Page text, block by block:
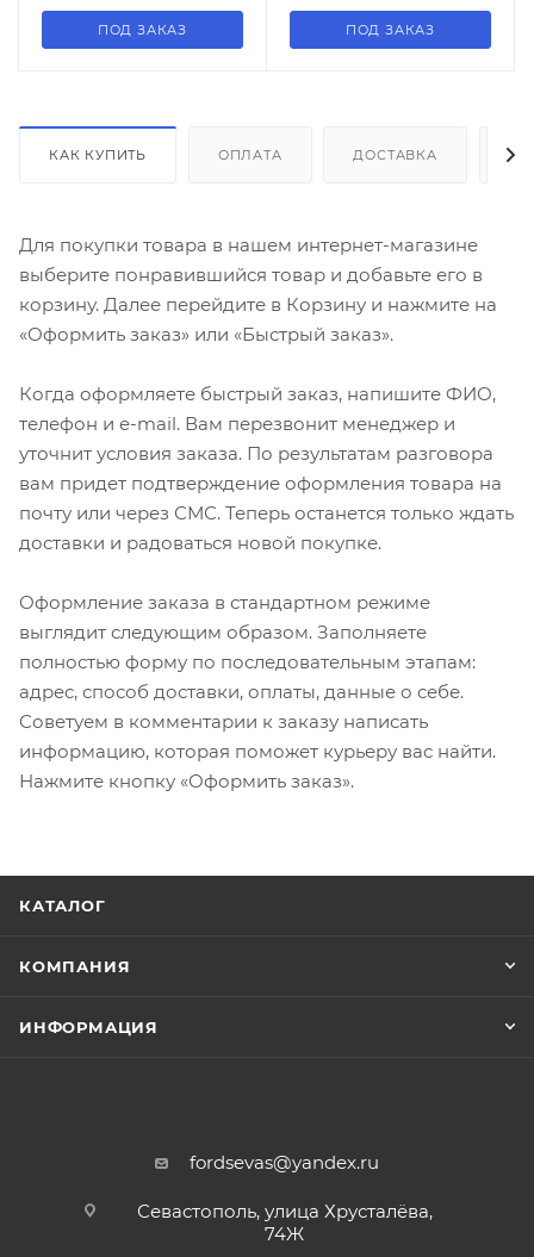
ПОД ЗАКАЗ ПОД ЗАКАЗ
КАК КУПИТЬ ОПЛАТА ДОСТАВКА
Для покупки товара в нашем интернет-магазине
выберите понравившийся товар и добавьте его в
корзину. Далее перейдите в Корзину и нажмите на
«Оформить заказ» или «Быстрый заказ».
Когда оформляете быстрый заказ, напишите ФИО,
телефон и e-mail. Вам перезвонит менеджер и
уточнит условия заказа. По результатам разговора
вам придет подтверждение оформления товара на
почту или через СМС. Теперь останется только ждать
доставки и радоваться новой покупке.
Оформление заказа в стандартном режиме
выглядит следующим образом. Заполняете
полностью форму по последовательным этапам:
адрес, способ доставки, оплаты, данные о себе.
Советуем в комментарии к заказу написать
информацию, которая поможет курьеру вас найти.
Нажмите кнопку «Оформить заказ».
КАТАЛОГ
КОМПАНИЯ
ИНФОРМАЦИЯ
fordsevas@yandex.ru
Севастополь, улица Хрусталёва,
74Ж